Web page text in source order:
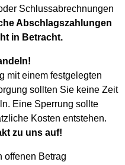
Schlussabrechnungen
Abschlagszahlungen
in Betracht.
mit einem festgelegten
sollten Sie keine Zeit
Eine Sperrung sollte
Kosten entstehen.
zu uns auf!
offenen Betrag